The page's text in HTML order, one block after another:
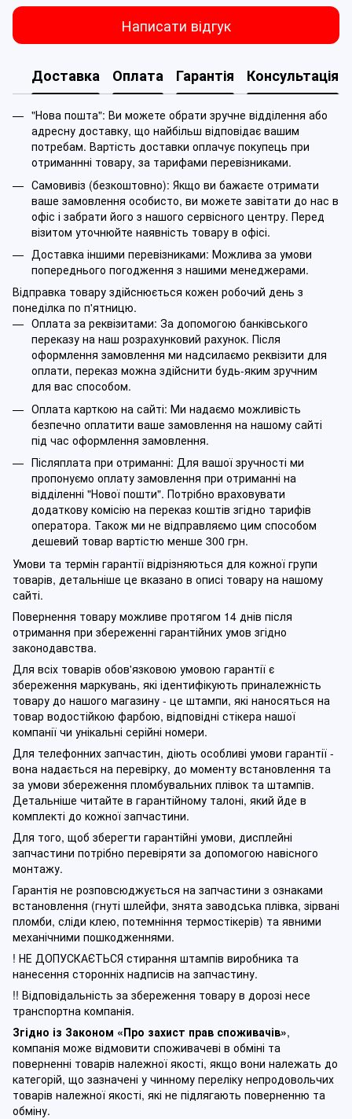
Написати відгук
Доставка Оплата Гарантія Консультація
"Нова пошта": Ви можете обрати зручне відділення або
адресну доставку, що найбільш відповідає вашим
потребам. Вартість доставки оплачує покупець при
отриманнні товару, за тарифами перевізниками.
Самовивіз (безкоштовно): Якщо ви бажаєте отримати
ваше замовлення особисто, ви можете завітати до нас в
офіс і забрати його з нашого сервісного центру. Перед
візитом уточнюйте наявність товару в офісі.
Доставка іншими перевізниками: Можлива за умови
попереднього погодження з нашими менеджерами.
Відправка товару здійснюється кожен робочий день з
понеділка по п'ятницю.
Оплата за реквізитами: За допомогою банківського
переказу на наш розрахунковий рахунок. Після
оформлення замовлення ми надсилаємо реквізити для
оплати, переказ можна здійснити будь-яким зручним
для вас способом.
Оплата карткою на сайті: Ми надаємо можливість
безпечно оплатити ваше замовлення на нашому сайті
під час оформлення замовлення.
Післяплата при отриманні: Для вашої зручності ми
пропонуємо оплату замовлення при отриманні на
відділенні "Нової пошти". Потрібно враховувати
додаткову комісію на переказ коштів згідно тарифів
оператора. Також ми не відправляємо цим способом
дешевий товар вартістю менше 300 грн.
Умови та термін гарантії відрізняються для кожної групи
товарів, детальніше це вказано в описі товару на нашому
сайті.
Повернення товару можливе протягом 14 днів після
отримання при збереженні гарантійних умов згідно
законодавства.
Для всіх товарів обов'язковою умовою гарантії є
збереження маркувань, які ідентифікують приналежність
товару до нашого магазину - це штампи, які наносяться на
товар водостійкою фарбою, відповідні стікера нашої
компанії чи унікальні серійні номери.
Для телефонних запчастин, діють особливі умови гарантії -
вона надається на перевірку, до моменту встановлення та
за умови збереження пломбувальних плівок та штампів.
Детальніше читайте в гарантійному талоні, який йде в
комплекті до кожної запчастини.
Для того, щоб зберегти гарантійні умови, дисплейні
запчастини потрібно перевіряти за допомогою навісного
монтажу.
Гарантія не розповсюджується на запчастини з ознаками
встановлення (гнуті шлейфи, знята заводська плівка, зірвані
пломби, сліди клею, потемніння термостікерів) та явними
механічними пошкодженнями.
! НЕ ДОПУСКАЄТЬСЯ стирання штампів виробника та
нанесення сторонніх надписів на запчастину.
!! Відповідальність за збереження товару в дорозі несе
транспортна компанія.
Згідно із Законом «Про захист прав споживачів»,
компанія може відмовити споживачеві в обміні та
поверненні товарів належної якості, якщо вони належать до
категорій, що зазначені у чинному переліку непродовольчих
товарів належної якості, які не підлягають поверненню та
обміну.